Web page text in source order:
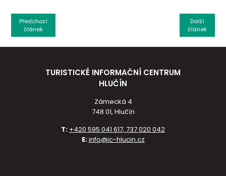
Další
článek
Předchozí
článek
TURISTICKÉ INFORMAČNÍ CENTRUM
HLUČÍN
Zámecká 4
748 01, Hlučín
T: +420 595 041 617, 737 020 042
E:info@ic-hlucin.cz